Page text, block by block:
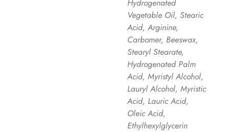
Hydrogenated
Vegetable Oil, Stearic
Acid, Arginine,
Carbomer, Beeswax,
Stearyl Stearate,
Hydrogenated Palm
Acid, Myristyl Alcohol,
Lauryl Alcohol, Myristic
Acid, Lauric Acid,
Oleic Acid,
Ethylhexylglycerin